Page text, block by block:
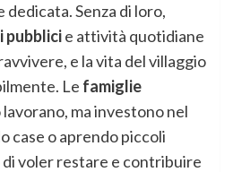
dedicata. Senza di loro,
pubblicie attività quotidiane
e la vita del villaggio
Le famiglie
lavorano, ma investono nel
case o aprendo piccoli
voler restare e contribuire